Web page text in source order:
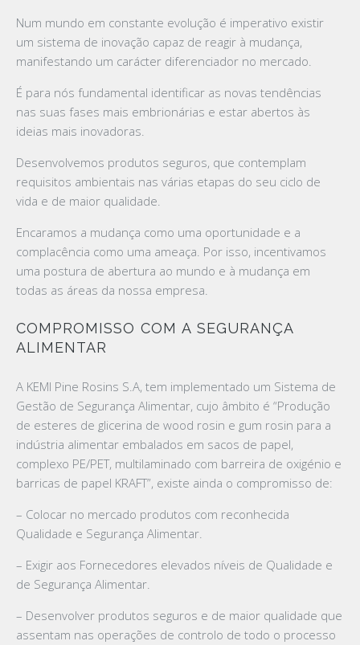
Num mundo em constante evolução é imperativo existir
um sistema de inovação capaz de reagir à mudança,
manifestando um carácter diferenciador no mercado.
É para nós fundamental identificar as novas tendências
nas suas fases mais embrionárias e estar abertos às
ideias mais inovadoras.
Desenvolvemos produtos seguros, que contemplam
requisitos ambientais nas várias etapas do seu ciclo de
vida e de maior qualidade.
Encaramos a mudança como uma oportunidade e a
complacência como uma ameaça. Por isso, incentivamos
uma postura de abertura ao mundo e à mudança em
todas as áreas da nossa empresa.
COMPROMISSO COM A SEGURANÇA
ALIMENTAR
A KEMI Pine Rosins S.A, tem implementado um Sistema de
Gestão de Segurança Alimentar, cujo âmbito é “Produção
de esteres de glicerina de wood rosin e gum rosin para a
indústria alimentar embalados em sacos de papel,
complexo PE/PET, multilaminado com barreira de oxigénio e
barricas de papel KRAFT”, existe ainda o compromisso de:
– Colocar no mercado produtos com reconhecida
Qualidade e Segurança Alimentar.
– Exigir aos Fornecedores elevados níveis de Qualidade e
de Segurança Alimentar.
– Desenvolver produtos seguros e de maior qualidade que
assentam nas operações de controlo de todo o processo